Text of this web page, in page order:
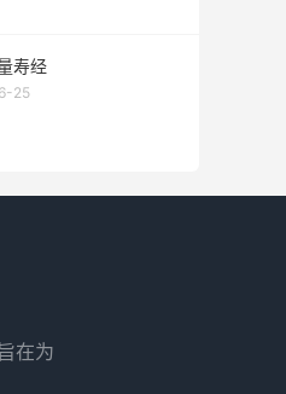
寿经
25
在为